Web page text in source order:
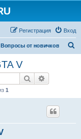
Вход
Регистрация
Вопросы от новичков
V
Поиск
1